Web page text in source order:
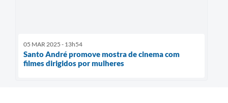
05 MAR 2025 - 13h54
Santo André promove mostra de cinema com
filmes dirigidos por mulheres